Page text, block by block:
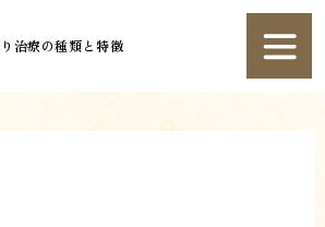
治療の種類と特徴